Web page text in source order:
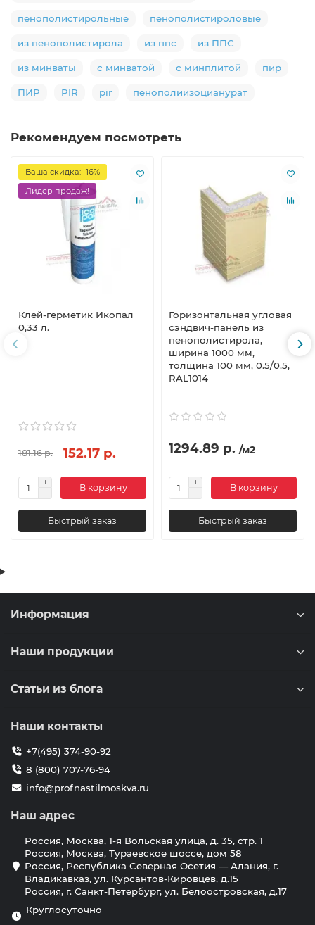
пенополистирольные пенополистироловые
из пенополистирола из ппс из ППС
из минваты с минватой с минплитой пир
ПИР PIR pir пенополиизоцианурат
Рекомендуем посмотреть
Ваша скидка: -16%
Лидер продаж!
Клей-герметик Икопал
0,33 л.
181.16 р. 152.17 р.
В корзину
Быстрый заказ
Горизонтальная угловая
сэндвич-панель из
пенополистирола,
ширина 1000 мм,
толщина 100 мм, 0.5/0.5,
RAL1014
1294.89 р. /м2
В корзину
Быстрый заказ
Информация
Наши продукции
Статьи из блога
Наши контакты
+7(495) 374-90-92
8 (800) 707-76-94
info@profnastilmoskva.ru
Наш адрес
Россия, Москва, 1-я Вольская улица, д. 35, стр. 1
Россия, Москва, Тураевское шоссе, дом 58
Россия, Республика Северная Осетия — Алания, г.
Владикавказ, ул. Курсантов-Кировцев, д.15
Россия, г. Санкт-Петербург, ул. Белоостровская, д.17
Круглосуточно